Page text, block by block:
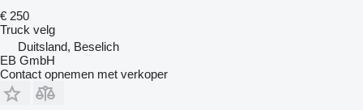
€ 250
Truck velg
Duitsland, Beselich
EB GmbH
Contact opnemen met verkoper